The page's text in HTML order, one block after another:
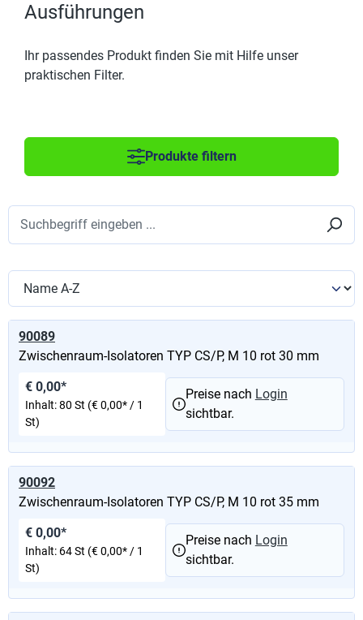
Ausführungen
Ihr passendes Produkt finden Sie mit Hilfe unser
praktischen Filter.
Produkte filtern
90089
Zwischenraum-Isolatoren TYP CS/P, M 10 rot 30 mm
€ 0,00*
Inhalt:80 St (€ 0,00* / 1
St)
Preise nach Login
sichtbar.
90092
Zwischenraum-Isolatoren TYP CS/P, M 10 rot 35 mm
€ 0,00*
Inhalt: 64 St (€ 0,00* / 1
St)
Preise nach Login
sichtbar.